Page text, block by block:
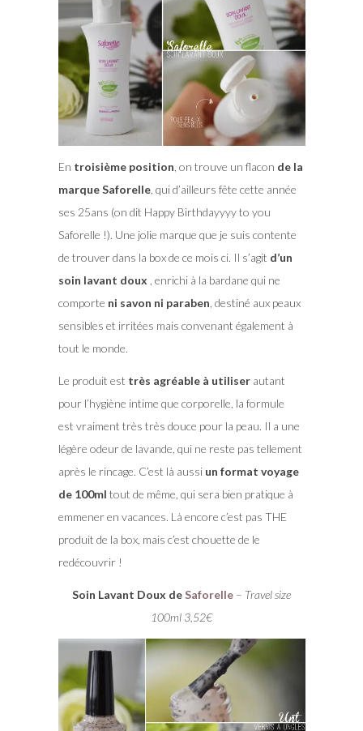
En troisième position , on trouve un flacon de la
marque Saforelle, qui d’ailleurs fête cette année
ses 25ans (on dit Happy Birthdayyyy to you
Saforelle !). Une jolie marque que je suis contente
de trouver dans la box de ce mois ci. Il s’agit d’un
soin lavant doux , enrichi à la bardane qui ne
comporte ni savon ni paraben , destiné aux peaux
sensibles et irritées mais convenant également à
tout le monde.
Le produit est très agréable à utiliserautant
pour l’hygiène intime que corporelle, la formule
est vraiment très très douce pour la peau. Il a une
légère odeur de lavande, qui ne reste pas tellement
après le rincage. C’est là aussiun format voyage
de 100ml tout de même, qui sera bien pratique à
emmener en vacances. Là encore c’est pas THE
produit de la box, mais c’est chouette de le
redécouvrir !
Soin Lavant Doux de Saforelle – Travel size
100ml 3,52€